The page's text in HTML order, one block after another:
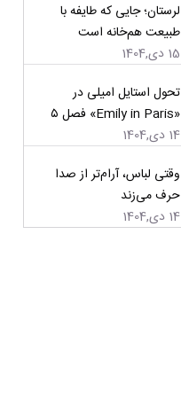
لرستان؛ جایی که طایفه با
طبیعت هم‌خانه است
15 دی,1404
تحول استایل امیلی در
«Emily in Paris» فصل ۵
14 دی,1404
وقتی لباس، آرام‌تر از صدا
حرف می‌زند
14 دی,1404